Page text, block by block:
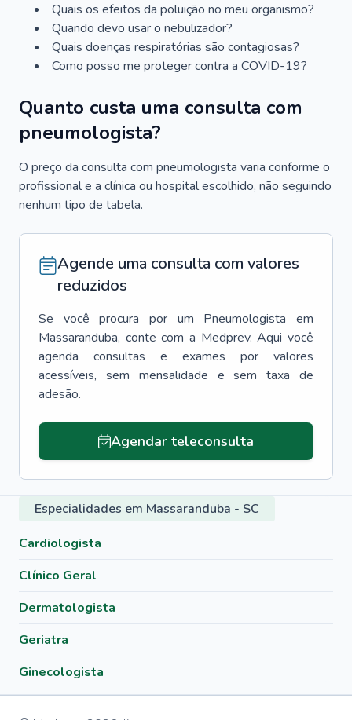
Quais os efeitos da poluição no meu organismo?
Quando devo usar o nebulizador?
Quais doenças respiratórias são contagiosas?
Como posso me proteger contra a COVID-19?
Quanto custa uma consulta com
pneumologista?
O preço da consulta com pneumologista varia conforme o
profissional e a clínica ou hospital escolhido, não seguindo
nenhum tipo de tabela.
Agende uma consulta com valores
reduzidos
Se você procura por um Pneumologista
em
Massaranduba, conte com a Medprev. Aqui você
agenda consultas e exames por valores
acessíveis, sem mensalidade e sem taxa de
adesão.
Agendar teleconsulta
Especialidades em Massaranduba - SC
Cardiologista
Clínico Geral
Dermatologista
Geriatra
Ginecologista